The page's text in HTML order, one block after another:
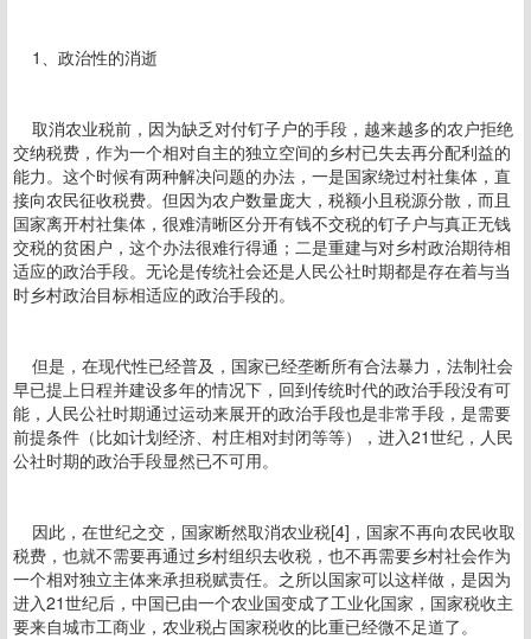
1、政治性的消逝
取消农业税前，因为缺乏对付钉子户的手段，越来越多的农户拒绝
交纳税费，作为一个相对自主的独立空间的乡村已失去再分配利益的
能力。这个时候有两种解决问题的办法，一是国家绕过村社集体，直
接向农民征收税费。但因为农户数量庞大，税额小且税源分散，而且
国家离开村社集体，很难清晰区分开有钱不交税的钉子户与真正无钱
交税的贫困户，这个办法很难行得通；二是重建与对乡村政治期待相
适应的政治手段。无论是传统社会还是人民公社时期都是存在着与当
时乡村政治目标相适应的政治手段的。
但是，在现代性已经普及，国家已经垄断所有合法暴力，法制社会
早已提上日程并建设多年的情况下，回到传统时代的政治手段没有可
能，人民公社时期通过运动来展开的政治手段也是非常手段，是需要
前提条件（比如计划经济、村庄相对封闭等等），进入21世纪，人民
公社时期的政治手段显然已不可用。
因此，在世纪之交，国家断然取消农业税[4]，国家不再向农民收取
税费，也就不需要再通过乡村组织去收税，也不再需要乡村社会作为
一个相对独立主体来承担税赋责任。之所以国家可以这样做，是因为
进入21世纪后，中国已由一个农业国变成了工业化国家，国家税收主
要来自城市工商业，农业税占国家税收的比重已经微不足道了。